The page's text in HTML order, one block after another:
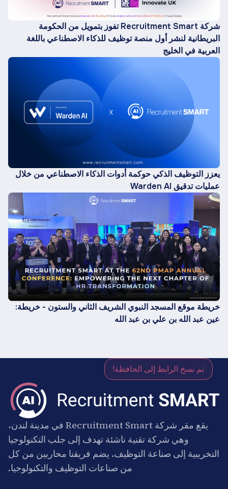
شركة Recruitment Smart تفوز بتمويل من الحكومة
البريطانية لنشر أول منصة توظيف للذكاء الاصطناعي باللغة
العربية في الخليج
يعزز التوظيف الذكي حوكمة أدوات الذكاء الاصطناعي من خلال
عمليات تدقيق Warden AI
خريطة موقع المسجد النبوي الشريف الثاني والستون - خريطة:
عين عبد الله بن علي بن عبد الله
تم نسخ الرابط إلى الحافظة!
يقع مقر شركة Recruitment Smart في مدينة لندن،
وهي شركة تقنية ناشئة تهدف إلى جلب التكنولوجيا
التخريبية إلى صناعة التوظيف. يضم فريقنا محاربين من كل
من صناعات التوظيف والتكنولوجيا.